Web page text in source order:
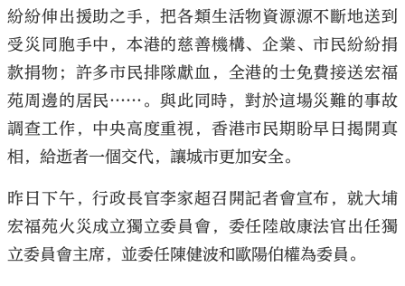
紛紛伸出援助之手，把各類生活物資源源不斷地送到
受災同胞手中，本港的慈善機構、企業、市民紛紛捐
款捐物；許多市民排隊獻血，全港的士免費接送宏福
苑周邊的居民……。與此同時，對於這場災難的事故
調查工作，中央高度重視，香港市民期盼早日揭開真
相，給逝者一個交代，讓城市更加安全。
昨日下午，行政長官李家超召開記者會宣布，就大埔
宏福苑火災成立獨立委員會，委任陸啟康法官出任獨
立委員會主席，並委任陳健波和歐陽伯權為委員。